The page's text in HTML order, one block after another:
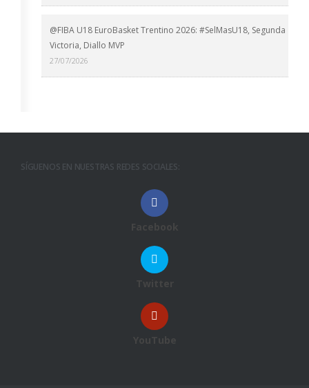
@FIBA U18 EuroBasket Trentino 2026: #SelMasU18, Segunda
Victoria, Diallo MVP
27/07/2026
SÍGUENOS EN NUESTRAS REDES SOCIALES:
Facebook
Twitter
YouTube